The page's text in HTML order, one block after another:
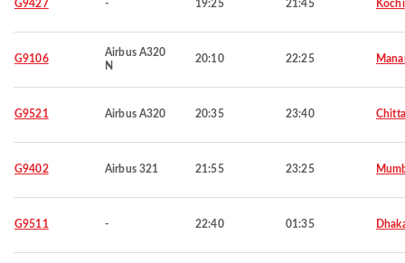
G9427 - 19:25 21:45 Kochi
G9106
Airbus A320
N
20:10 22:25
G9521 Airbus A320 20:35 23:40
G9402 Airbus 321 21:55 23:25
G9511 - 22:40 01:35